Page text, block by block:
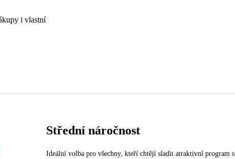
i vlastní
Střední náročnost
Ideální volba pro všechny, kteří chtějí sladit atraktivní program s